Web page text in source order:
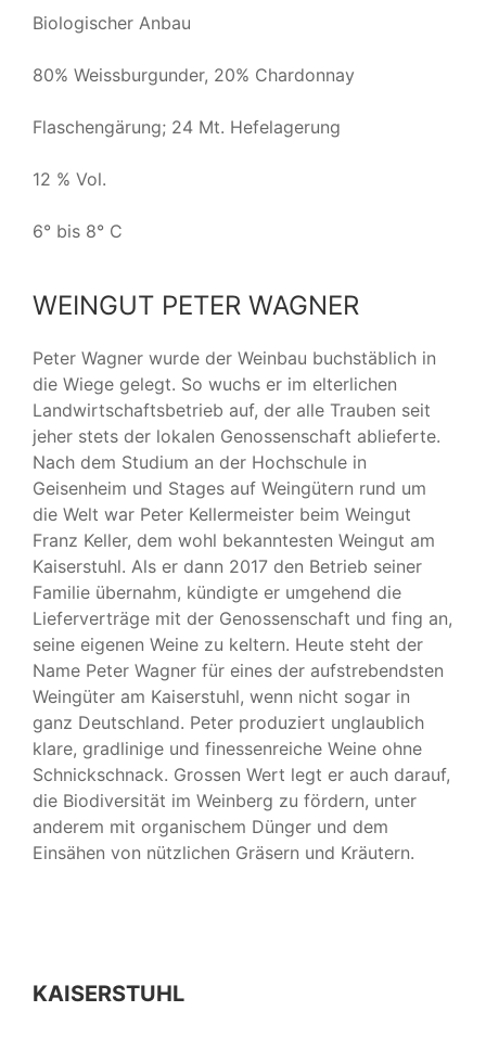
Biologischer Anbau
80% Weissburgunder, 20% Chardonnay
Flaschengärung; 24 Mt. Hefelagerung
12 % Vol.
6° bis 8° C
WEINGUT PETER WAGNER
Peter Wagner wurde der Weinbau buchstäblich in
die Wiege gelegt. So wuchs er im elterlichen
Landwirtschaftsbetrieb auf, der alle Trauben seit
jeher stets der lokalen Genossenschaft ablieferte.
Nach dem Studium an der Hochschule in
Geisenheim und Stages auf Weingütern rund um
die Welt war Peter Kellermeister beim Weingut
Franz Keller, dem wohl bekanntesten Weingut am
Kaiserstuhl. Als er dann 2017 den Betrieb seiner
Familie übernahm, kündigte er umgehend die
Lieferverträge mit der Genossenschaft und fing an,
seine eigenen Weine zu keltern. Heute steht der
Name Peter Wagner für eines der aufstrebendsten
Weingüter am Kaiserstuhl, wenn nicht sogar in
ganz Deutschland. Peter produziert unglaublich
klare, gradlinige und finessenreiche Weine ohne
Schnickschnack. Grossen Wert legt er auch darauf,
die Biodiversität im Weinberg zu fördern, unter
anderem mit organischem Dünger und dem
Einsähen von nützlichen Gräsern und Kräutern.
KAISERSTUHL